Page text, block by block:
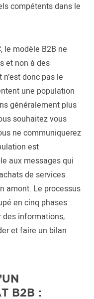
compétents dans le
le modèle B2B ne
et non à des
donc pas le
une population
généralement plus
souhaitez vous
ne communiquerez
est
aux messages qui
de services
amont. Le processus
en cinq phases :
des informations,
et faire un bilan
B2B :